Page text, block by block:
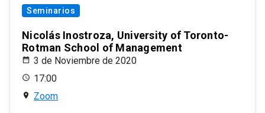
Seminarios
Nicolás Inostroza, University of Toronto-
Rotman School of Management
3 de Noviembre de 2020
17:00
Zoom